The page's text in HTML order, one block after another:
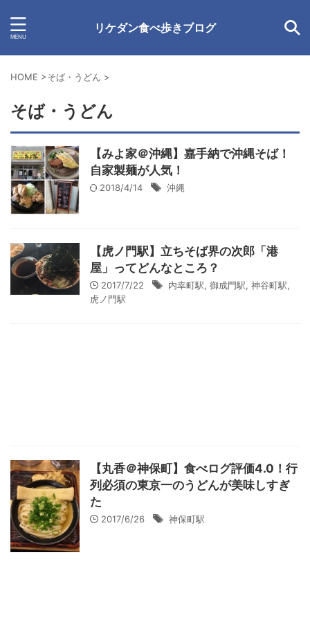
リケダン食べ歩きブログ
HOME >そば・うどん >
そば・うどん
【みよ家＠沖縄】嘉手納で沖縄そば！
自家製麺が人気！
2018/4/14 沖縄
【虎ノ門駅】立ちそば界の次郎「港
屋」ってどんなところ？
2017/7/22 内幸町駅, 御成門駅, 神谷町駅,
虎ノ門駅
【丸香＠神保町】食べログ評価4.0！行
列必須の東京一のうどんが美味しすぎ
た
2017/6/26 神保町駅